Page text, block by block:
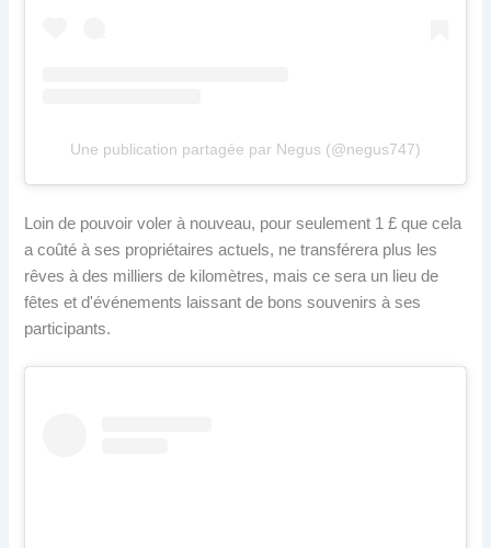
Une publication partagée par Negus (@negus747)
Loin de pouvoir voler à nouveau, pour seulement 1 £ que cela
a coûté à ses propriétaires actuels, ne transférera plus les
rêves à des milliers de kilomètres, mais ce sera un lieu de
fêtes et d'événements laissant de bons souvenirs à ses
participants.